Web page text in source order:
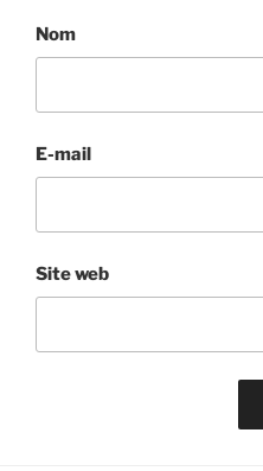
Nom
E-mail
Site web